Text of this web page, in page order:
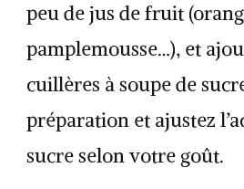
peu de jus de fruit
pamplemousse…), et
cuillères à soupe de
préparation et ajustez
sucre selon votre goût.